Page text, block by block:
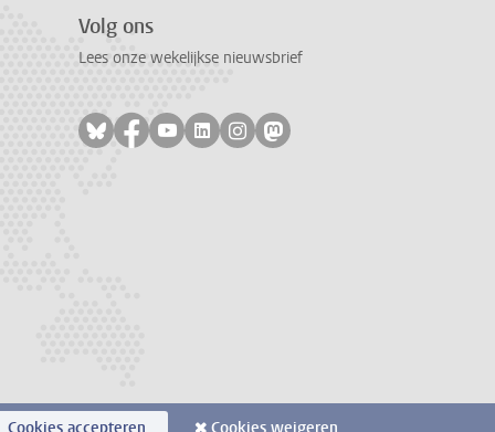
Volg ons
Lees onze wekelijkse nieuwsbrief
Volg ons op bluesky
Volg ons op facebook
Volg ons op youtube
Volg ons op linkedin
Volg ons op instagram
Volg ons op mastodon